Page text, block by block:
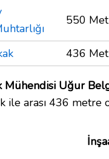
550
436
Mühendisi Uğur
ile arası 436 metre